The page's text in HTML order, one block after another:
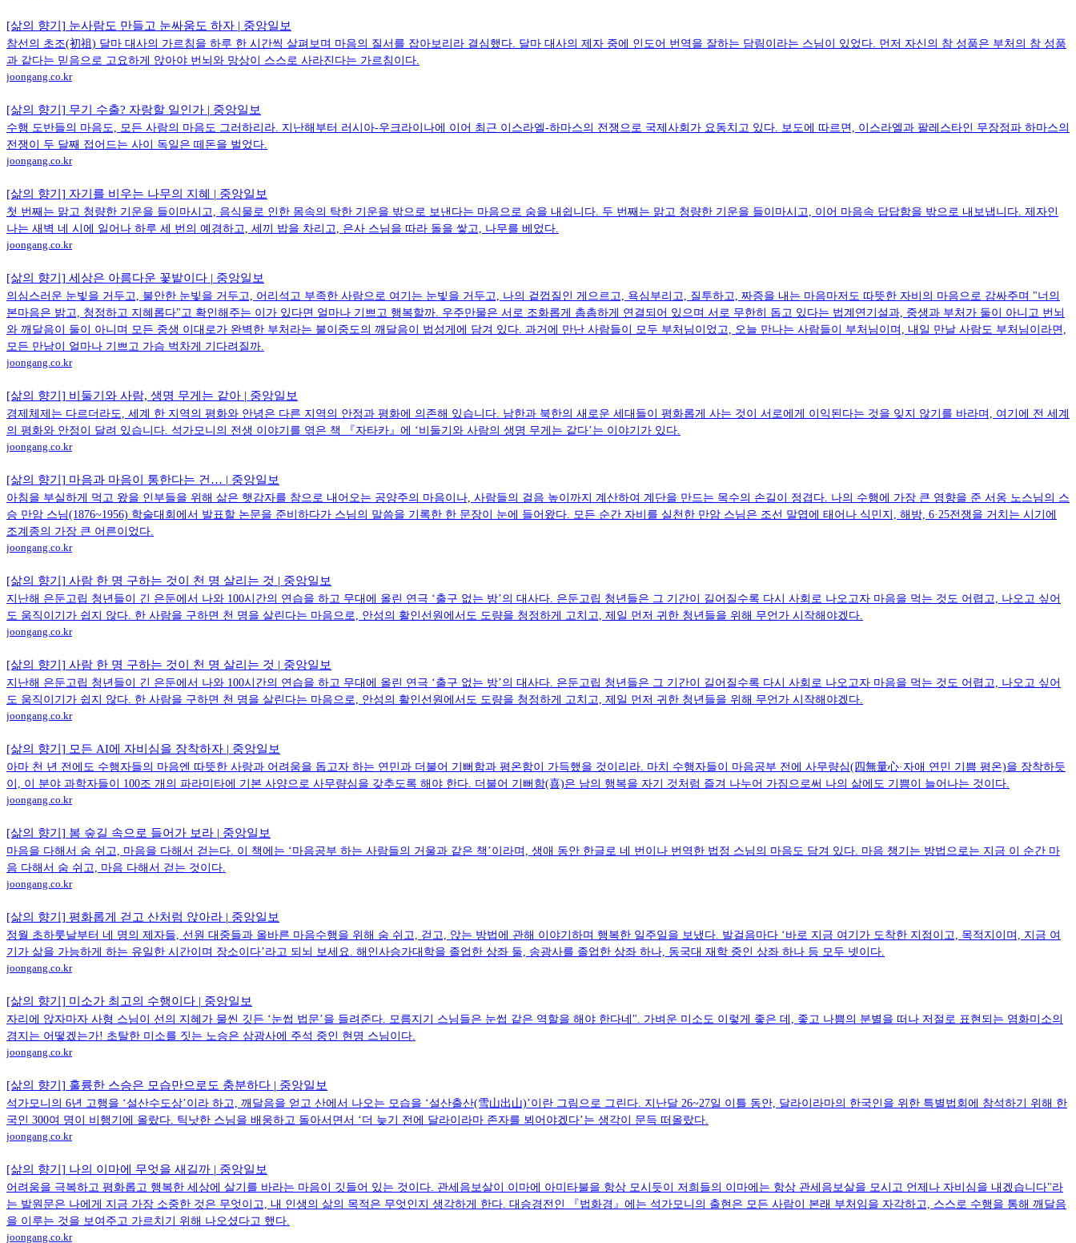
[삶의 향기] 눈사람도 만들고 눈싸움도 하자 | 중앙일보
참선의 초조(初祖) 달마 대사의 가르침을 하루 한 시간씩 살펴보며 마음의 질서를 잡아보리라 결심했다. 달마 대사의 제자 중에 인도어 번역을 잘하는 담림이라는 스님이 있었다. 먼저 자신의 참 성품은 부처의 참 성품
과 같다는 믿음으로 고요하게 앉아야 번뇌와 망상이 스스로 사라진다는 가르침이다.
joongang.co.kr
[삶의 향기] 무기 수출? 자랑할 일인가 | 중앙일보
수행 도반들의 마음도, 모든 사람의 마음도 그러하리라. 지난해부터 러시아-우크라이나에 이어 최근 이스라엘-하마스의 전쟁으로 국제사회가 요동치고 있다. 보도에 따르면, 이스라엘과 팔레스타인 무장정파 하마스의
전쟁이 두 달째 접어드는 사이 독일은 떼돈을 벌었다.
joongang.co.kr
[삶의 향기] 자기를 비우는 나무의 지혜 | 중앙일보
첫 번째는 맑고 청량한 기운을 들이마시고, 음식물로 인한 몸속의 탁한 기운을 밖으로 보낸다는 마음으로 숨을 내쉽니다. 두 번째는 맑고 청량한 기운을 들이마시고, 이어 마음속 답답함을 밖으로 내보냅니다. 제자인
나는 새벽 네 시에 일어나 하루 세 번의 예경하고, 세끼 밥을 차리고, 은사 스님을 따라 돌을 쌓고, 나무를 베었다.
joongang.co.kr
[삶의 향기] 세상은 아름다운 꽃밭이다 | 중앙일보
의심스러운 눈빛을 거두고, 불안한 눈빛을 거두고, 어리석고 부족한 사람으로 여기는 눈빛을 거두고, 나의 겉껍질인 게으르고, 욕심부리고, 질투하고, 짜증을 내는 마음마저도 따뜻한 자비의 마음으로 감싸주며 "너의
본마음은 밝고, 청정하고 지혜롭다"고 확인해주는 이가 있다면 얼마나 기쁘고 행복할까. 우주만물은 서로 조화롭게 촘촘하게 연결되어 있으며 서로 무한히 돕고 있다는 법계연기설과, 중생과 부처가 둘이 아니고 번뇌
와 깨달음이 둘이 아니며 모든 중생 이대로가 완벽한 부처라는 불이중도의 깨달음이 법성게에 담겨 있다. 과거에 만난 사람들이 모두 부처님이었고, 오늘 만나는 사람들이 부처님이며, 내일 만날 사람도 부처님이라면,
모든 만남이 얼마나 기쁘고 가슴 벅차게 기다려질까.
joongang.co.kr
[삶의 향기] 비둘기와 사람, 생명 무게는 같아 | 중앙일보
경제체제는 다르더라도, 세계 한 지역의 평화와 안녕은 다른 지역의 안정과 평화에 의존해 있습니다. 남한과 북한의 새로운 세대들이 평화롭게 사는 것이 서로에게 이익된다는 것을 잊지 않기를 바라며, 여기에 전 세계
의 평화와 안정이 달려 있습니다. 석가모니의 전생 이야기를 엮은 책 『자타카』에 ‘비둘기와 사람의 생명 무게는 같다’는 이야기가 있다.
joongang.co.kr
[삶의 향기] 마음과 마음이 통한다는 건… | 중앙일보
아침을 부실하게 먹고 왔을 인부들을 위해 삶은 햇감자를 참으로 내어오는 공양주의 마음이나, 사람들의 걸음 높이까지 계산하여 계단을 만드는 목수의 손길이 정겹다. 나의 수행에 가장 큰 영향을 준 서옹 노스님의 스
승 만암 스님(1876~1956) 학술대회에서 발표할 논문을 준비하다가 스님의 말씀을 기록한 한 문장이 눈에 들어왔다. 모든 순간 자비를 실천한 만암 스님은 조선 말엽에 태어나 식민지, 해방, 6·25전쟁을 거치는 시기에
조계종의 가장 큰 어른이었다.
joongang.co.kr
[삶의 향기] 사람 한 명 구하는 것이 천 명 살리는 것 | 중앙일보
지난해 은둔고립 청년들이 긴 은둔에서 나와 100시간의 연습을 하고 무대에 올린 연극 ‘출구 없는 방’의 대사다. 은둔고립 청년들은 그 기간이 길어질수록 다시 사회로 나오고자 마음을 먹는 것도 어렵고, 나오고 싶어
도 움직이기가 쉽지 않다. 한 사람을 구하면 천 명을 살린다는 마음으로, 안성의 활인선원에서도 도량을 청정하게 고치고, 제일 먼저 귀한 청년들을 위해 무언가 시작해야겠다.
joongang.co.kr
[삶의 향기] 사람 한 명 구하는 것이 천 명 살리는 것 | 중앙일보
지난해 은둔고립 청년들이 긴 은둔에서 나와 100시간의 연습을 하고 무대에 올린 연극 ‘출구 없는 방’의 대사다. 은둔고립 청년들은 그 기간이 길어질수록 다시 사회로 나오고자 마음을 먹는 것도 어렵고, 나오고 싶어
도 움직이기가 쉽지 않다. 한 사람을 구하면 천 명을 살린다는 마음으로, 안성의 활인선원에서도 도량을 청정하게 고치고, 제일 먼저 귀한 청년들을 위해 무언가 시작해야겠다.
joongang.co.kr
[삶의 향기] 모든 AI에 자비심을 장착하자 | 중앙일보
아마 천 년 전에도 수행자들의 마음엔 따뜻한 사랑과 어려움을 돕고자 하는 연민과 더불어 기뻐함과 평온함이 가득했을 것이리라. 마치 수행자들이 마음공부 전에 사무량심(四無量心·자애 연민 기쁨 평온)을 장착하듯
이, 이 분야 과학자들이 100조 개의 파라미타에 기본 사양으로 사무량심을 갖추도록 해야 한다. 더불어 기뻐함(喜)은 남의 행복을 자기 것처럼 즐겨 나누어 가짐으로써 나의 삶에도 기쁨이 늘어나는 것이다.
joongang.co.kr
[삶의 향기] 봄 숲길 속으로 들어가 보라 | 중앙일보
마음을 다해서 숨 쉬고, 마음을 다해서 걷는다. 이 책에는 ‘마음공부 하는 사람들의 거울과 같은 책’이라며, 생애 동안 한글로 네 번이나 번역한 법정 스님의 마음도 담겨 있다. 마음 챙기는 방법으로는 지금 이 순간 마
음 다해서 숨 쉬고, 마음 다해서 걷는 것이다.
joongang.co.kr
[삶의 향기] 평화롭게 걷고 산처럼 앉아라 | 중앙일보
정월 초하룻날부터 네 명의 제자들, 선원 대중들과 올바른 마음수행을 위해 숨 쉬고, 걷고, 앉는 방법에 관해 이야기하며 행복한 일주일을 보냈다. 발걸음마다 ‘바로 지금 여기가 도착한 지점이고, 목적지이며, 지금 여
기가 삶을 가능하게 하는 유일한 시간이며 장소이다’라고 되뇌 보세요. 해인사승가대학을 졸업한 상좌 둘, 송광사를 졸업한 상좌 하나, 동국대 재학 중인 상좌 하나 등 모두 넷이다.
joongang.co.kr
[삶의 향기] 미소가 최고의 수행이다 | 중앙일보
자리에 앉자마자 사형 스님이 선의 지혜가 물씬 깃든 ‘눈썹 법문’을 들려준다. 모름지기 스님들은 눈썹 같은 역할을 해야 한다네". 가벼운 미소도 이렇게 좋은 데, 좋고 나쁨의 분별을 떠나 저절로 표현되는 염화미소의
경지는 어떻겠는가! 초탈한 미소를 짓는 노승은 삼광사에 주석 중인 현명 스님이다.
joongang.co.kr
[삶의 향기] 훌륭한 스승은 모습만으로도 충분하다 | 중앙일보
석가모니의 6년 고행을 ‘설산수도상’이라 하고, 깨달음을 얻고 산에서 나오는 모습을 ‘설산출산(雪山出山)’이란 그림으로 그린다. 지난달 26~27일 이틀 동안, 달라이라마의 한국인을 위한 특별법회에 참석하기 위해 한
국인 300여 명이 비행기에 올랐다. 틱낫한 스님을 배웅하고 돌아서면서 ‘더 늦기 전에 달라이라마 존자를 뵈어야겠다’는 생각이 문득 떠올랐다.
joongang.co.kr
[삶의 향기] 나의 이마에 무엇을 새길까 | 중앙일보
어려움을 극복하고 평화롭고 행복한 세상에 살기를 바라는 마음이 깃들어 있는 것이다. 관세음보살이 이마에 아미타불을 항상 모시듯이 저희들의 이마에는 항상 관세음보살을 모시고 언제나 자비심을 내겠습니다"라
는 발원문은 나에게 지금 가장 소중한 것은 무엇이고, 내 인생의 삶의 목적은 무엇인지 생각하게 한다. 대승경전인 『법화경』에는 석가모니의 출현은 모든 사람이 본래 부처임을 자각하고, 스스로 수행을 통해 깨달음
을 이루는 것을 보여주고 가르치기 위해 나오셨다고 했다.
joongang.co.kr